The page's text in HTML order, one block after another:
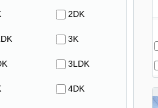
2DK
3K
3LDK
4DK